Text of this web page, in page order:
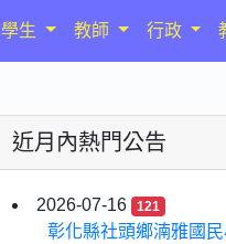
學生 教師 行政
近月內熱門公告
2026-07-16 121
彰化縣社頭鄉湳雅國